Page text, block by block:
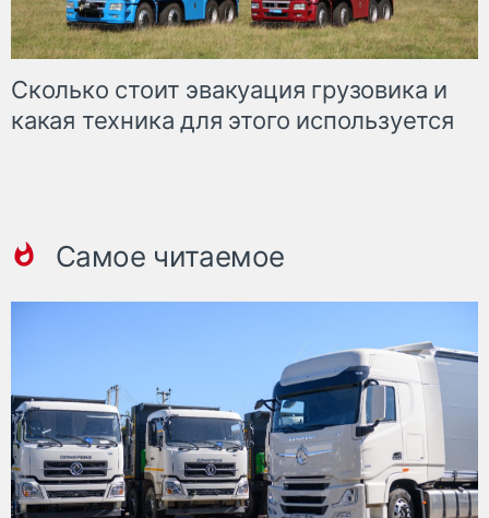
Сколько стоит эвакуация грузовика и
какая техника для этого используется
Самое читаемое